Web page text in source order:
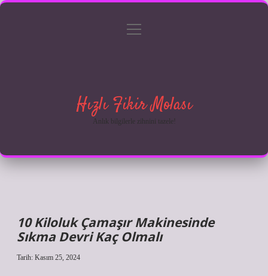
Gizlilik Politikası
menüyü
Hızlı Fikir Molası
Anlık bilgilerle zihnini tazele!
10 Kiloluk Çamaşır Makinesinde
Sıkma Devri Kaç Olmalı
Tarih: Kasım 25, 2024